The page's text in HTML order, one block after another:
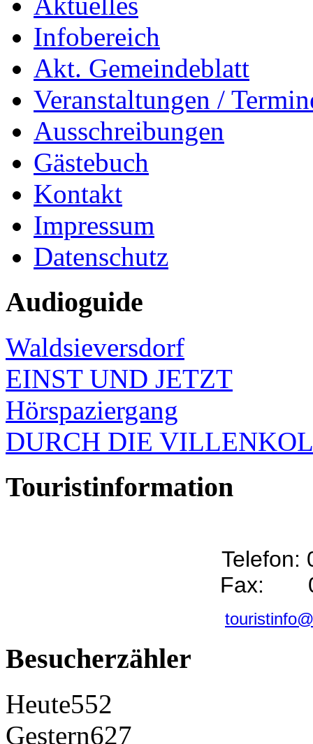
Infobereich
Akt. Gemeindeblatt
Veranstaltungen /
Ausschreibungen
Gästebuch
Kontakt
Impressum
Datenschutz
Audioguide
Waldsieversdorf
EINST UND JETZT
Hörspaziergang
DURCH DIE
Touristinformation
Telefon:
Fax:
Besucherzähler
Heute552
Gestern627